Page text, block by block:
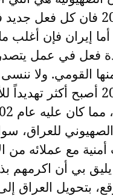
عام 2003 فان كل فعل
أما إيران فإن أغلب
فعل في عمل
القومي. ولا
عام 2004 أصبح أكثر
للعراق،
أمنية مع عملائه
يليق بي أن اكرمهم
بتحويل العراق